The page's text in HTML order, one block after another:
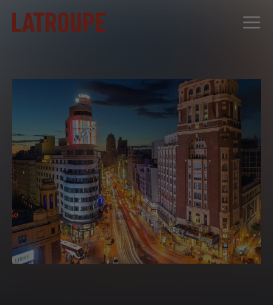
DESTINOS
OFERTAS
CITY STORIES
EVENTOS
GRUPOS